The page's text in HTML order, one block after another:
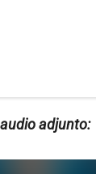
adjunto: